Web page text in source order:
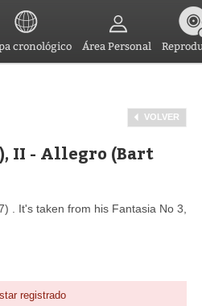
cronológico Área Personal
VOLVER
II - Allegro (Bart
. It's taken from his Fantasia No 3,
registrado